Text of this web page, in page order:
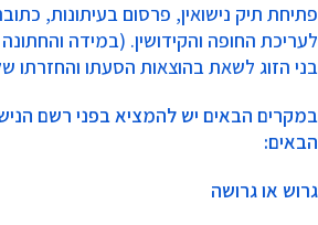
פתיחת תיק נישואין, פרסום בעיתונות,
לעריכת החופה והקידושין. (במידה
בני הזוג לשאת בהוצאות הסעתו והחזרתו
במקרים הבאים יש להמציא בפני רשם
הבאים:
גרוש או גרושה